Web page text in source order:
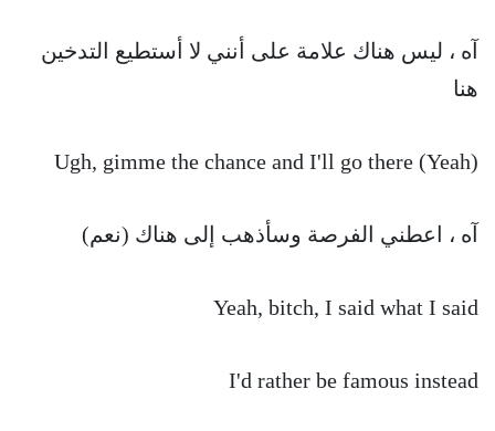
آه ، ليس هناك علامة على أنني لا أستطيع التدخين
هنا
Ugh, gimme the chance and I'll go there (Yeah)
آه ، اعطني الفرصة وسأذهب إلى هناك (نعم)
Yeah, bitch, I said what I said
I'd rather be famous instead